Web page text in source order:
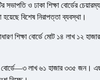
সভাপতি ও ঢাকা শিক্ষা বোর্ডের
বিশেষ নিরাপত্তা ব্যবস্থা।
শিক্ষা বোর্ডে মোট ১৪ লাখ ১২
বোর্ডে—৩ লাখ ৬১ হাজার ৩৩৫ জন।